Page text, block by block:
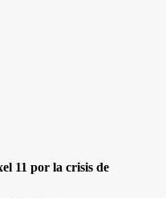
11 por la crisis de